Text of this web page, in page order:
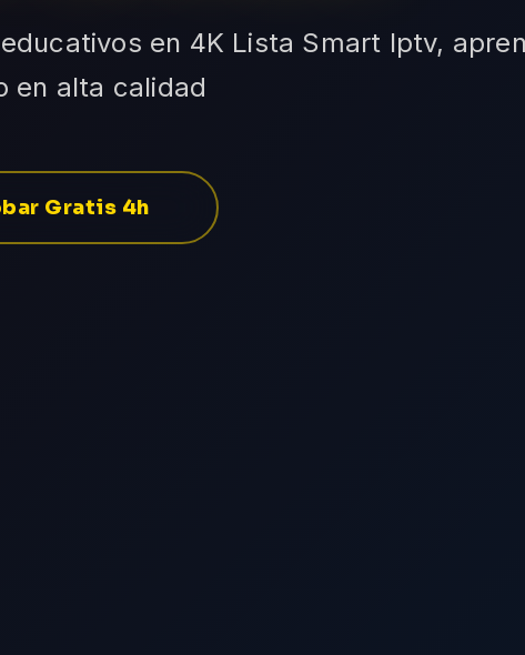
en 4K Lista Smart Iptv,
en alta calidad
Gratis 4h